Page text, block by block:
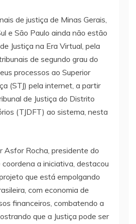
de justiça de Minas Gerais,
e São Paulo ainda não estão
Justiça na Era Virtual, pela
de segundo grau do
processos ao Superior
(STJ) pela internet, a partir
de Justiça do Distrito
(TJDFT) ao sistema, nesta
Asfor Rocha, presidente do
coordena a iniciativa, destacou
que está empolgando
com economia de
financeiros, combatendo a
que a Justiça pode ser